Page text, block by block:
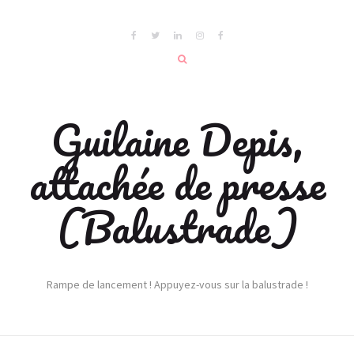
Guilaine Depis,
attachée de presse
(Balustrade)
Rampe de lancement ! Appuyez-vous sur la balustrade !